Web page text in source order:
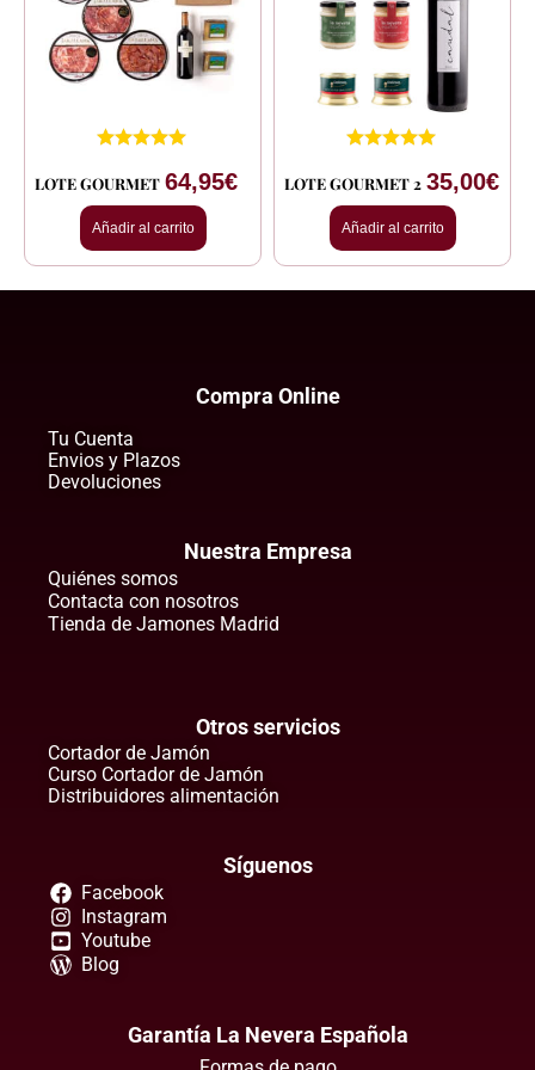
LOTE GOURMET 64,95€
Añadir al carrito
LOTE GOURMET 2 35,00€
Añadir al carrito
Compra Online
Tu Cuenta
Envios y Plazos
Devoluciones
Nuestra Empresa
Quiénes somos
Contacta con nosotros
Tienda de Jamones Madrid
Otros servicios
Cortador de Jamón
Curso Cortador de Jamón
Distribuidores alimentación
Síguenos
Facebook
Instagram
Youtube
Blog
Garantía La Nevera Española